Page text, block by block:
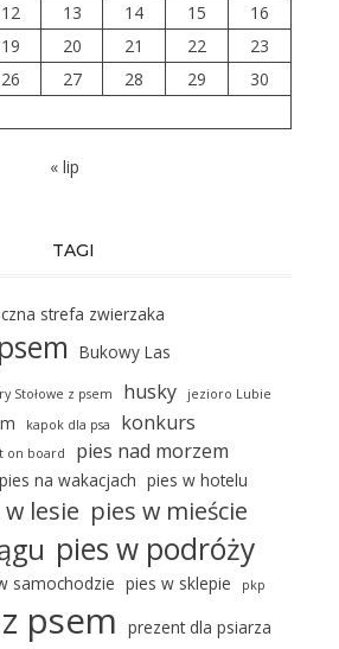
12 13 14 15
16
19 20 21 22
23
26 27 28 29
30
« lip
TAGI
strefa zwierzaka
Bukowy Las
Stołowe z psem husky jezioro Lubie
kapok dla psa konkurs
on board
pies nad morzem
pies na wakacjach pies w hotelu
lesie pies w mieście
pies w podróży
samochodzie pies w sklepie pkp
psem prezent dla psiarza